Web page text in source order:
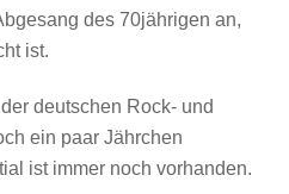
des 70jährigen an,
ist.
deutschen Rock- und
ein paar Jährchen
ist immer noch vorhanden.